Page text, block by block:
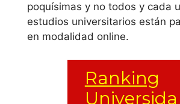
Madrid
Universidad
Alfonso X El
Sabio
poquísimas y no todos y cada
estudios universitarios están
en modalidad online.
Ranking
Universida